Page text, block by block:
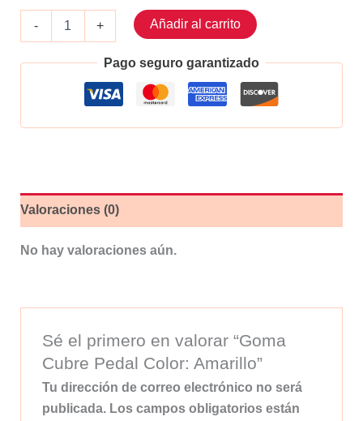
-
Color:
+ Añadir al carrito
Pago seguro garantizado
Valoraciones (0)
No hay valoraciones aún.
Sé el primero en valorar “Goma
Cubre Pedal Color: Amarillo”
Tu dirección de correo electrónico no será
publicada. Los campos obligatorios están